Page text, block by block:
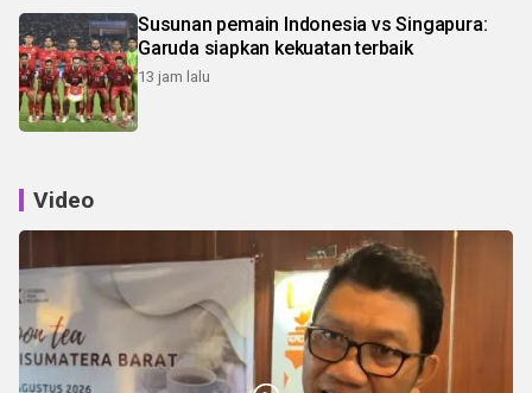
Susunan pemain Indonesia vs Singapura:
Garuda siapkan kekuatan terbaik
13 jam lalu
Video